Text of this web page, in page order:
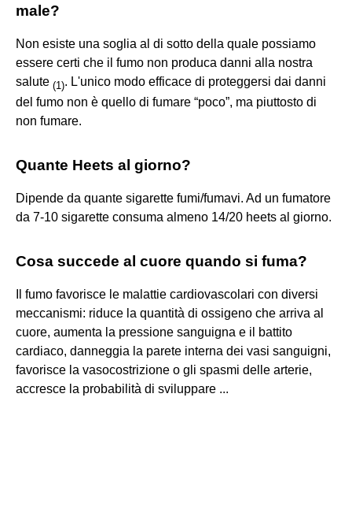
male?
Non esiste una soglia al di sotto della quale possiamo
essere certi che il fumo non produca danni alla nostra
salute (1). L'unico modo efficace di proteggersi dai danni
del fumo non è quello di fumare “poco”, ma piuttosto di
non fumare.
Quante Heets al giorno?
Dipende da quante sigarette fumi/fumavi. Ad un fumatore
da 7-10 sigarette consuma almeno 14/20 heets al giorno.
Cosa succede al cuore quando si fuma?
Il fumo favorisce le malattie cardiovascolari con diversi
meccanismi: riduce la quantità di ossigeno che arriva al
cuore, aumenta la pressione sanguigna e il battito
cardiaco, danneggia la parete interna dei vasi sanguigni,
favorisce la vasocostrizione o gli spasmi delle arterie,
accresce la probabilità di sviluppare ...